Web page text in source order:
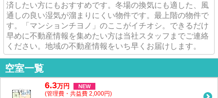
済したい方にもおすすめです。冬場の換気にも適した、風
通しの良い湿気が溜まりにくい物件です。最上階の物件で
す。「マンションチヨノ」のここがイチオシ。できるだけ
早めに不動産情報を集めたい方は当社スタッフまでご連絡
ください。地域の不動産情報をいち早くお届けします。
空室一覧
6.3万円 NEW
(管理費・共益費 2,000円)